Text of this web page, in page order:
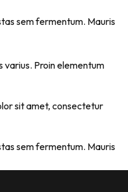
sem fermentum. Mauris
varius. Proin elementum
sit amet, consectetur
sem fermentum. Mauris